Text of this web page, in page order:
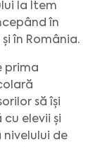
la Item
în
în România.
prima
să își
elevii și
de